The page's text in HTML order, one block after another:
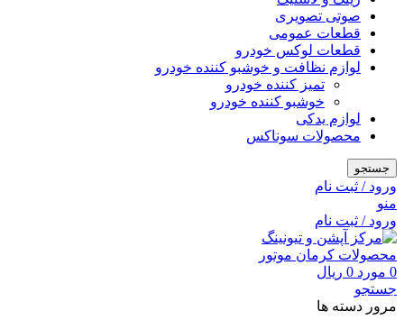
صوتی تصویری
قطعات عمومی
قطعات لوکس خودرو
لوازم نظافت و خوشبو کننده خودرو
تمیز کننده خودرو
خوشبو کننده خودرو
لوازم یدکی
محصولات سوناکس
جستجو
ورود / ثبت نام
منو
ورود / ثبت نام
0 مورد 0 ریال
جستجو
مرور دسته ها